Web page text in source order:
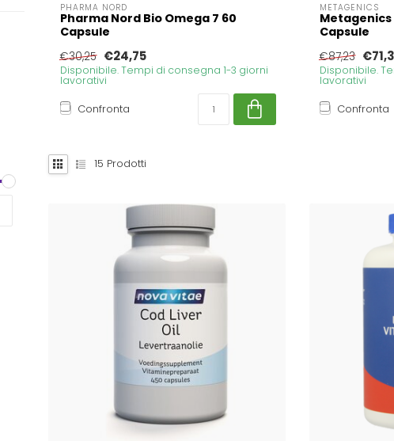
PHARMA NORD
Pharma Nord Bio Omega 7 60
Capsule
€30,25 €24,75
Disponibile. Tempi di consegna 1-3 giorni
lavorativi
Confronta
METAGENICS
Metagenics
Capsule
€87,23
Disponibile.
lavorativi
Confronta
15 Prodotti